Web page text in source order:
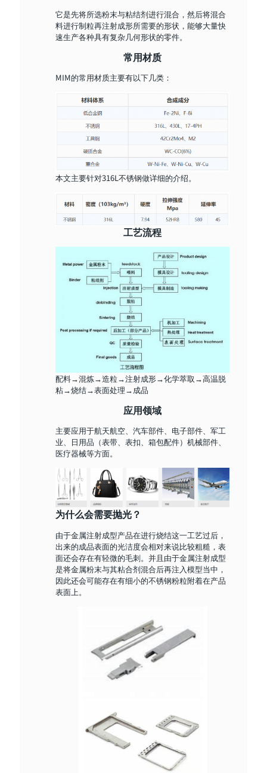
它是先将所选粉末与粘结剂进行混合，然后将混合
料进行制粒再注射成形所需要的形状，能够大量快
速生产各种具有复杂几何形状的零件。
常用材质
MIM的常用材质主要有以下几类：
本文主要针对316L不锈钢做详细的介绍。
工艺流程
配料→混炼→造粒→注射成形→化学萃取→高温脱
粘→烧结→表面处理→成品
应用领域
主要应用于航天航空、汽车部件、电子部件、军工
业、日用品（表带、表扣、箱包配件）机械部件、
医疗器械等方面。
为什么会需要抛光？
由于金属注射成型产品在进行烧结这一工艺过后，
出来的成品表面的光洁度会相对来说比较粗糙，表
面还会存在有轻微的毛刺。并且由于金属注射成型
是将金属粉末与其粘合剂混合后再注入模型当中，
因此还会可能存在有细小的不锈钢粉粒附着在产品
表面上。